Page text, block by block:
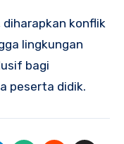
konflik
lingkungan
bagi
peserta didik.